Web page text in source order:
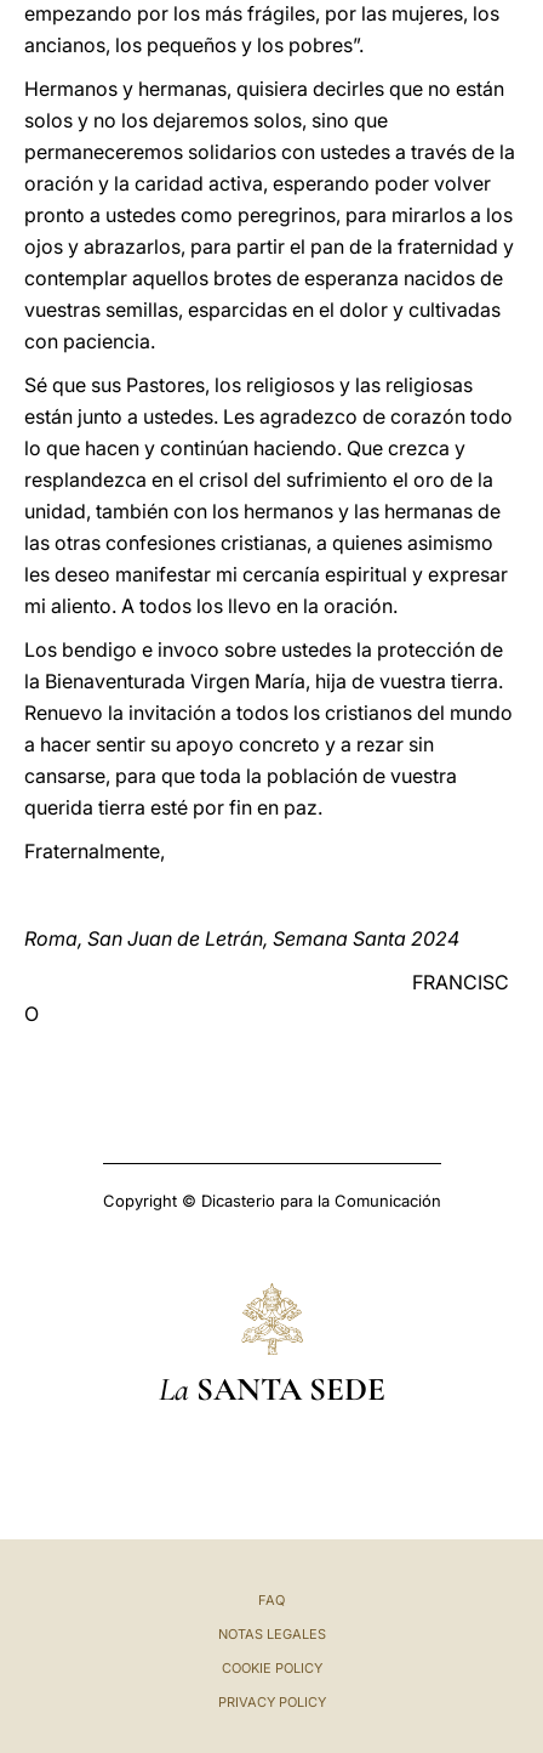
empezando por los más frágiles, por las mujeres, los
ancianos, los pequeños y los pobres”.
Hermanos y hermanas, quisiera decirles que no están
solos y no los dejaremos solos, sino que
permaneceremos solidarios con ustedes a través de la
oración y la caridad activa, esperando poder volver
pronto a ustedes como peregrinos, para mirarlos a los
ojos y abrazarlos, para partir el pan de la fraternidad y
contemplar aquellos brotes de esperanza nacidos de
vuestras semillas, esparcidas en el dolor y cultivadas
con paciencia.
Sé que sus Pastores, los religiosos y las religiosas
están junto a ustedes. Les agradezco de corazón todo
lo que hacen y continúan haciendo. Que crezca y
resplandezca en el crisol del sufrimiento el oro de la
unidad, también con los hermanos y las hermanas de
las otras confesiones cristianas, a quienes asimismo
les deseo manifestar mi cercanía espiritual y expresar
mi aliento. A todos los llevo en la oración.
Los bendigo e invoco sobre ustedes la protección de
la Bienaventurada Virgen María, hija de vuestra tierra.
Renuevo la invitación a todos los cristianos del mundo
a hacer sentir su apoyo concreto y a rezar sin
cansarse, para que toda la población de vuestra
querida tierra esté por fin en paz.
Fraternalmente,
Roma, San Juan de Letrán, Semana Santa 2024
FRANCISC
O
Copyright © Dicasterio para la Comunicación
La SANTA SEDE
FAQ
NOTAS LEGALES
COOKIE POLICY
PRIVACY POLICY